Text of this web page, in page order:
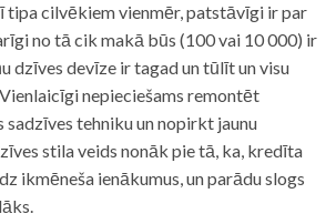
tipa cilvēkiem vienmēr, patstāvīgi ir par
no tā cik makā būs (100 vai 10 000) ir
dzīves devīze ir tagad un tūlīt un visu
nepieciešams remontēt
tehniku un nopirkt jaunu
stila veids nonāk pie tā, ka, kredīta
ikmēneša ienākumus, un parādu slogs